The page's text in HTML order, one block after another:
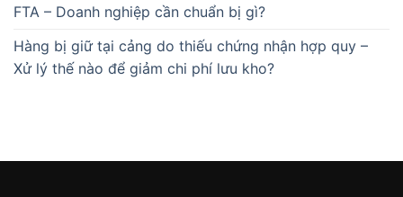
FTA – Doanh nghiệp cần chuẩn bị gì?
Hàng bị giữ tại cảng do thiếu chứng nhận hợp quy –
Xử lý thế nào để giảm chi phí lưu kho?